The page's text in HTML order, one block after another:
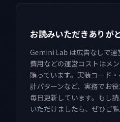
お読みいただきありが
Gemini Lab は広告なしで運
費用などの運営コストはメ
賄っています。実装コード
計パターンなど、実務でお
毎日更新しています。もし
いただけましたら、ぜひご覧